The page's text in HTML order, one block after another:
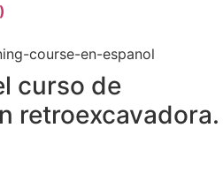
curso de
retroexcavadora.